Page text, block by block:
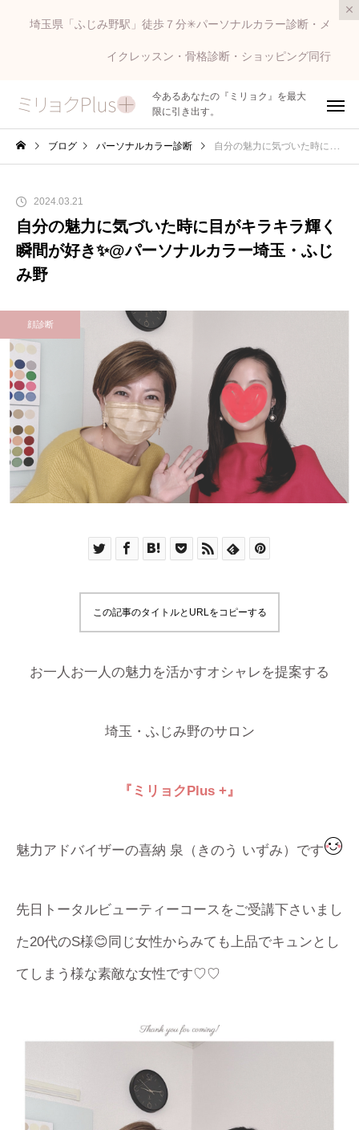
埼玉県「ふじみ野駅」徒歩７分✳︎パーソナルカラー診断・メ
イクレッスン・骨格診断・ショッピング同行
今あるあなたの『ミリョク』を最大
限に引き出す。
ブログ パーソナルカラー診断 自分の魅力に気づいた時に目がキラキラ輝く瞬間が好き✨@パーソナルカラー埼玉・ふじみ野
2024.03.21
自分の魅力に気づいた時に目がキラキラ輝く
瞬間が好き✨@パーソナルカラー埼玉・ふじ
み野
顔診断
この記事のタイトルとURLをコピーする
お一人お一人の魅力を活かすオシャレを提案する
埼玉・ふじみ野のサロン
『ミリョクPlus +』
魅力アドバイザーの喜納 泉（きのう いずみ）です
先日トータルビューティーコースをご受講下さいまし
た20代のS様😊同じ女性からみても上品でキュンとし
てしまう様な素敵な女性です♡♡